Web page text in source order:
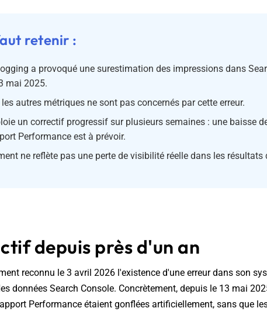
retenir :
a provoqué une surestimation des impressions dans
mai 2025.
autres métriques ne sont pas concernés par cette erreur.
un correctif progressif sur plusieurs semaines : une baisse
Performance est à prévoir.
ne reflète pas une perte de visibilité réelle dans les résultats
depuis près d'un an
reconnu le 3 avril 2026 l'existence d'une erreur dans son
données Search Console. Concrètement, depuis le 13 mai
Performance étaient gonflées artificiellement, sans que